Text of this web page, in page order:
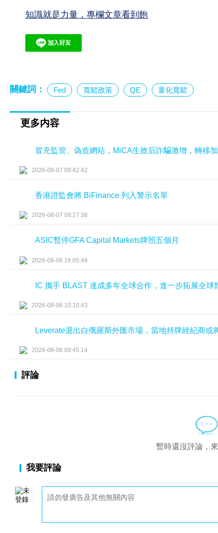
知識就是力量，專欄文章看到飽
關鍵詞： Fed 寬鬆政策 QE 量化寬鬆
更多内容
冒充監管、偽造網站，MiCA生效后詐騙激增，轉移
2026-08-07 09:42:42
香港證監會將 BiFinance 列入警示名單
2026-08-07 09:17:38
ASIC暫停GFA Capital Markets牌照五個月
2026-08-06 16:05:49
IC 攜手 BLAST 達成多年全球合作，進一步拓展全球
2026-08-06 10:10:43
Leverate退出白俄羅斯外匯市場，當地持牌經紀商或
2026-08-06 09:45:14
評論
暫時還沒評論，
我要評論